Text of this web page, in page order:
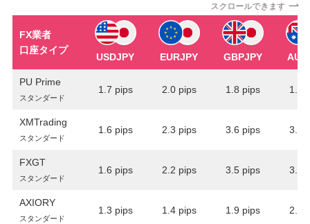
スクロールできます
FX業者
口座タイプ
USDJPY EURJPY GBPJPY
PU Prime
スタンダード
1.7 pips 2.0 pips 1.8 pips 1.9
XMTrading
スタンダード
1.6 pips 2.3 pips 3.6 pips 3.3
FXGT
スタンダード
1.6 pips 2.2 pips 3.5 pips 3.3
AXIORY
スタンダード
1.3 pips 1.4 pips 1.9 pips 2.0